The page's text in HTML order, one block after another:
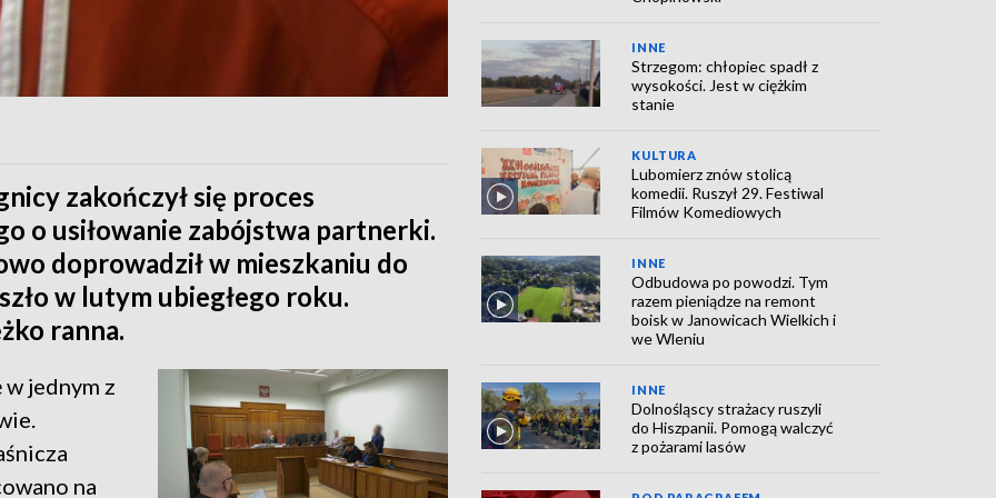
zakończył się proces
o usiłowanie zabójstwa partnerki.
doprowadził w mieszkaniu do
w lutym ubiegłego roku.
ranna.
jednym z
na
INNE
Strzegom: chłopiec spadł z
wysokości. Jest w ciężkim
stanie
KULTURA
Lubomierz znów stolicą
komedii. Ruszył 29. Festiwal
Filmów Komediowych
INNE
Odbudowa po powodzi. Tym
razem pieniądze na remont
boisk w Janowicach Wielkich i
we Wleniu
INNE
Dolnośląscy strażacy ruszyli
do Hiszpanii. Pomogą walczyć
z pożarami lasów